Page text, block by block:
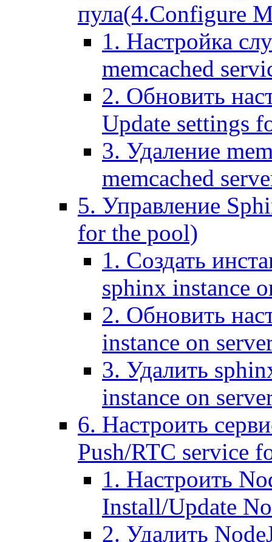
пула(4.Configure
1. Настройка
memcached
2. Обновить
Update settings
3. Удаление
memcached
5. Управление
for the pool)
1. Создать
sphinx instance
2. Обновить
instance on
3. Удалить
instance on
6. Настроить
Push/RTC service
1. Настроить
Install/Update
2. Удалить